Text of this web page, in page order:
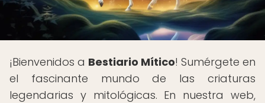
¡Bienvenidos a Bestiario Mítico! Sumérgete en
el fascinante mundo de las criaturas
legendarias y mitológicas. En nuestra web,